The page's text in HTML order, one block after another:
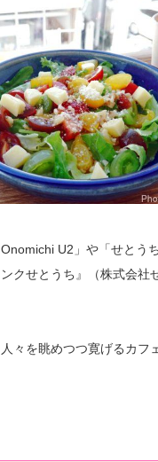
U2」や「せとう
クせとうち』（株式会社
々を眺めつつ寛げるカフ